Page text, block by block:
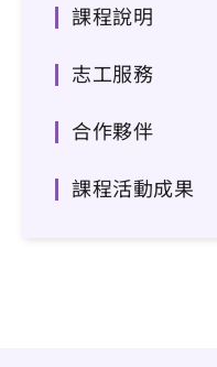
課程說明
志工服務
合作夥伴
課程活動成果